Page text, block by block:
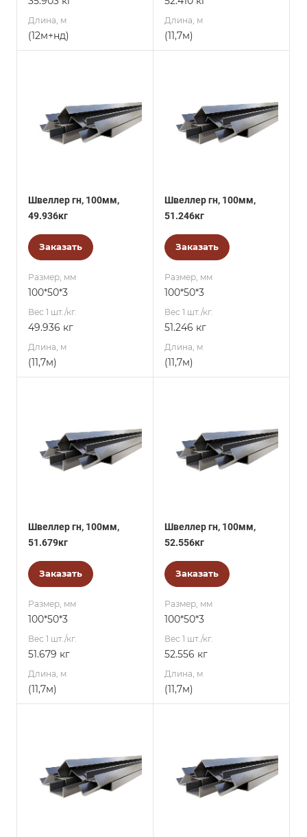
Длина, м
(12м+нд)
Длина, м
(11,7м)
Швеллер гн, 100мм,
49.936кг
Заказать
Размер, мм
100*50*3
Вес 1 шт./кг.
49.936 кг
Длина, м
(11,7м)
Швеллер гн, 100мм,
51.246кг
Заказать
Размер, мм
100*50*3
Вес 1 шт./кг.
51.246 кг
Длина, м
(11,7м)
Швеллер гн, 100мм,
51.679кг
Заказать
Размер, мм
100*50*3
Вес 1 шт./кг.
51.679 кг
Длина, м
(11,7м)
Швеллер гн, 100мм,
52.556кг
Заказать
Размер, мм
100*50*3
Вес 1 шт./кг.
52.556 кг
Длина, м
(11,7м)